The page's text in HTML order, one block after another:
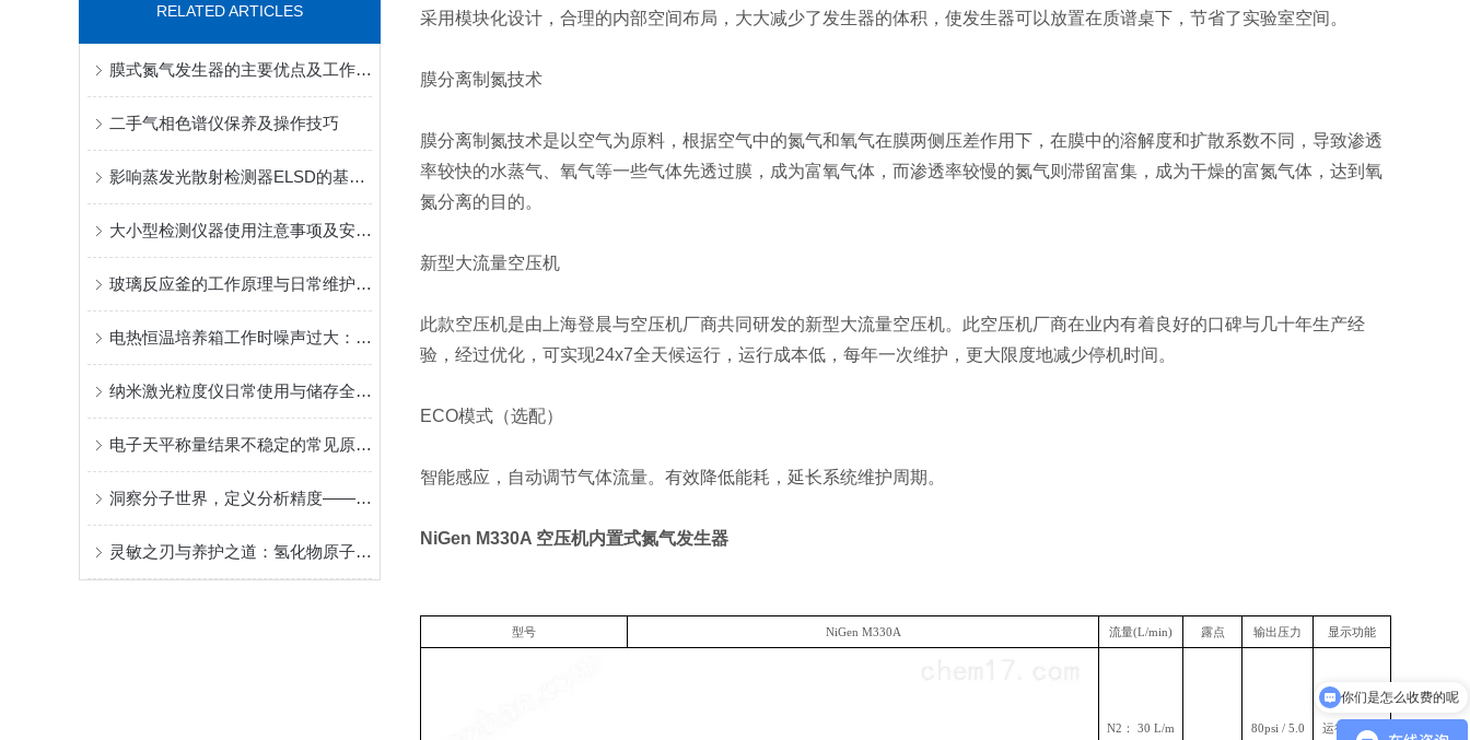
RELATED ARTICLES
膜式氮气发生器的主要优点及工作原理
二手气相色谱仪保养及操作技巧
影响蒸发光散射检测器ELSD的基本因素
大小型检测仪器使用注意事项及安全规范
玻璃反应釜的工作原理与日常维护保养全解析
电热恒温培养箱工作时噪声过大：原因排查及解决方法
纳米激光粒度仪日常使用与储存全指南：关键注意事项与维护要点
电子天平称量结果不稳定的常见原因及排查要点
洞察分子世界，定义分析精度——二手安捷伦气质联用仪
灵敏之刃与养护之道：氢化物原子荧光法的应用优势与保养体系
采用模块化设计，合理的内部空间布局，大大减少了发生器的体积，使发生器可以放置在质谱桌下，节省了实验室空间。
膜分离制氮技术
膜分离制氮技术是以空气为原料，根据空气中的氮气和氧气在膜两侧压差作用下，在膜中的溶解度和扩散系数不同，导致渗透
率较快的水蒸气、氧气等一些气体先透过膜，成为富氧气体，而渗透率较慢的氮气则滞留富集，成为干燥的富氮气体，达到氧
氮分离的目的。
新型大流量空压机
此款空压机是由上海登晨与空压机厂商共同研发的新型大流量空压机。此空压机厂商在业内有着良好的口碑与几十年生产经
验，经过优化，可实现24x7全天候运行，运行成本低，每年一次维护，更大限度地减少停机时间。
ECO模式（选配）
智能感应，自动调节气体流量。有效降低能耗，延长系统维护周期。
NiGen M330A 空压机内置式氮气发生器
型号 NiGen M330A 流量(L/min) 露点 输出压力 显示功能
N2： 30 L/m 80psi / 5.0 运行状态、
你们是怎么收费的呢